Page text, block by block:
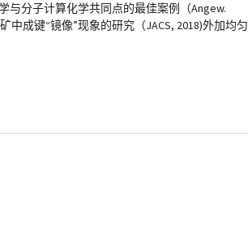
与分子计算化学共同点的最佳案例（Angew.
中成键“镜像”现象的研究（JACS, 2018)外加均匀